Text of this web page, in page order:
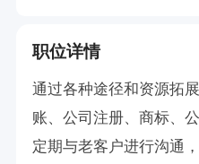
职位详情
通过各种途径和资源拓
账、公司注册、商标、
定期与老客户进行沟通